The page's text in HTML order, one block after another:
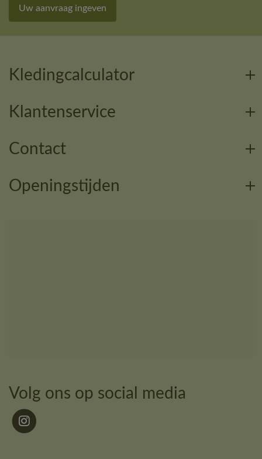
Uw aanvraag ingeven
Kledingcalculator
Klantenservice
Contact
Openingstijden
Volg ons op social media